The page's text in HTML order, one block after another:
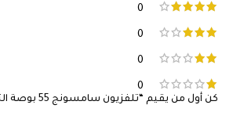
0
0
0
0
كن أول من يقيم “تلفزيون سامسونج 55 بوصة الترا اتش دي 4 كيه معالج كريستال 4 كيه بلون ارجواني – UA55CU7000UXSA (موديل 2023)”